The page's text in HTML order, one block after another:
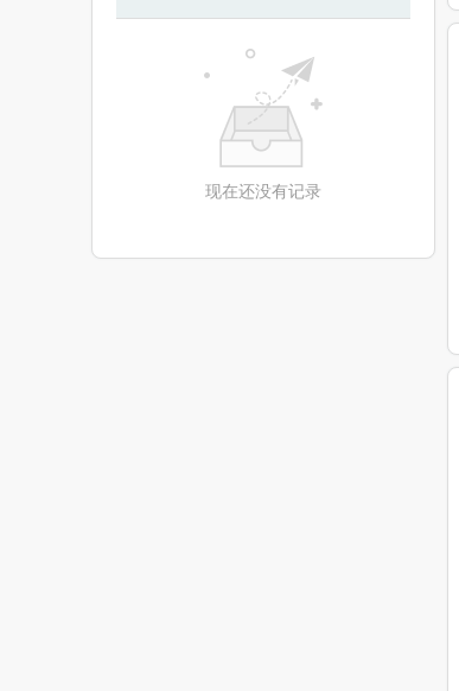
现在还没有记录